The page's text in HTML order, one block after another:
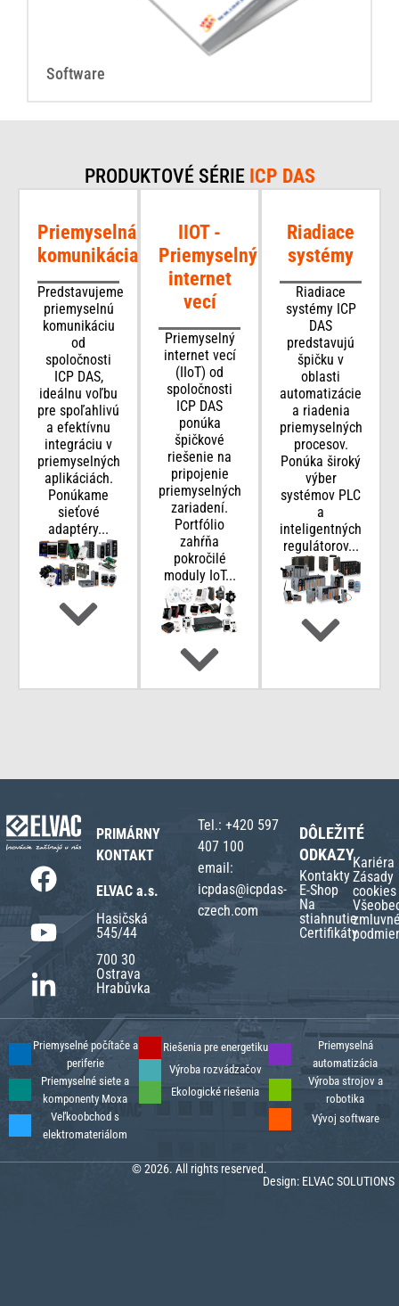
Software
PRODUKTOVÉ SÉRIEICP DAS
Priemyselná
komunikácia
Predstavujeme
priemyselnú
komunikáciu
od
spoločnosti
ICP DAS,
ideálnu voľbu
pre spoľahlivú
a efektívnu
integráciu v
priemyselných
aplikáciách.
Ponúkame
sieťové
adaptéry...
IIOT -
Priemyselný
internet
vecí
Priemyselný
internet vecí
(IIoT) od
spoločnosti
ICP DAS
ponúka
špičkové
riešenie na
pripojenie
priemyselných
zariadení.
Portfólio
zahŕňa
pokročilé
moduly IoT...
Riadiace
systémy
Riadiace
systémy ICP
DAS
predstavujú
špičku v
oblasti
automatizácie
a riadenia
priemyselných
procesov.
Ponúka široký
výber
systémov PLC
a
inteligentných
regulátorov...
PRIMÁRNY
KONTAKT
ELVAC a.s.
Hasičská
545/44
700 30
Ostrava
Hrabůvka
Tel.:+420 597
407 100
email:
icpdas@icpdas-
czech.com
DÔLEŽITÉ
ODKAZY
Kontakty
E-Shop
Na
stiahnutie
Certifikáty
Kariéra
Zásady
cookies
Priemyselné počítače a
periferie
Priemyselné siete a
komponenty Moxa
Veľkoobchod s
elektromateriálom
Riešenia pre energetiku
Výroba rozvádzačov
Ekologické riešenia
Priemyselná
automatizácia
Výroba strojov a
robotika
Vývoj software
© 2026. All rights reserved.
Design: ELVAC SOLUTIONS